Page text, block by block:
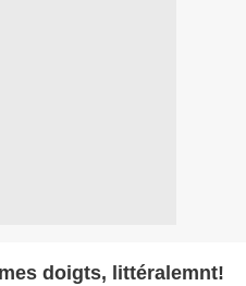
doigts, littéralemnt!